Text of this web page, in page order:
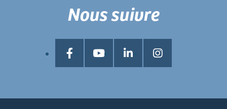
Nous suivre